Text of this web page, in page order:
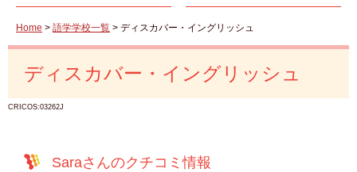
Home > 語学学校一覧 > ディスカバー・イングリッシュ
ディスカバー・イングリッシュ
CRICOS:03262J
Saraさんのクチコミ情報